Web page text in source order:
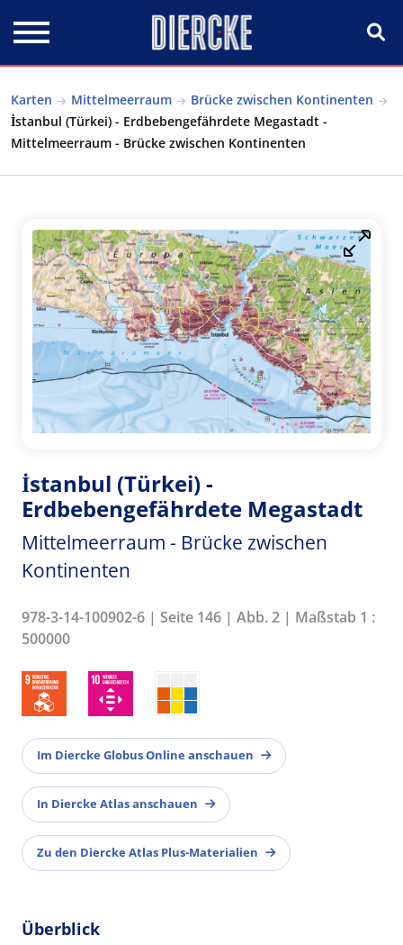
Karten Mittelmeerraum
Brücke zwischen Kontinenten
İstanbul (Türkei) - Erdbebengefährdete Megastadt -
Mittelmeerraum - Brücke zwischen Kontinenten
İstanbul (Türkei) -
Erdbebengefährdete Megastadt
Mittelmeerraum - Brücke zwischen
Kontinenten
978-3-14-100902-6 | Seite 146 | Abb. 2 | Maßstab 1 :
500000
Im Diercke Globus Online anschauen
In Diercke Atlas anschauen
Zu den Diercke Atlas Plus-Materialien
Überblick